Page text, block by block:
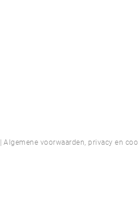
Algemene voorwaarden, privacy en